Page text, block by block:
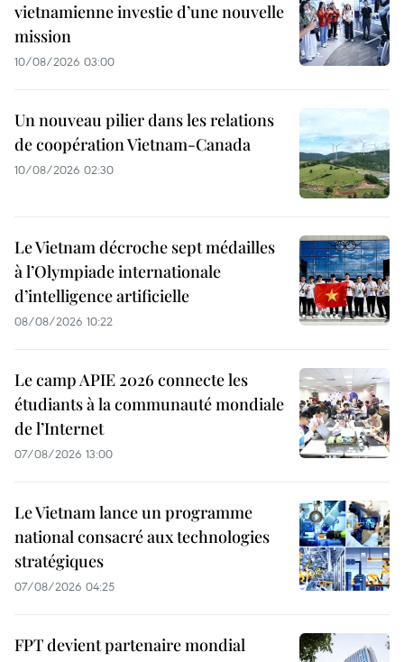
vietnamienne investie d’une nouvelle
mission
10/08/2026 03:00
Un nouveau pilier dans les relations
de coopération Vietnam-Canada
10/08/2026 02:30
Le Vietnam décroche sept médailles
à l’Olympiade internationale
d’intelligence artificielle
08/08/2026 10:22
Le camp APIE 2026 connecte les
étudiants à la communauté mondiale
de l’Internet
07/08/2026 13:00
Le Vietnam lance un programme
national consacré aux technologies
stratégiques
07/08/2026 04:25
FPT devient partenaire mondial